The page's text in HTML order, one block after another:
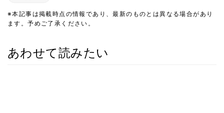
※本記事は掲載時点の情報であり、最新のものとは異なる場合があり
ます。予めご了承ください。
あわせて読みたい